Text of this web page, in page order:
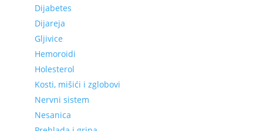
Dijabetes
Dijareja
Gljivice
Hemoroidi
Holesterol
Kosti, mišići i zglobovi
Nervni sistem
Nesanica